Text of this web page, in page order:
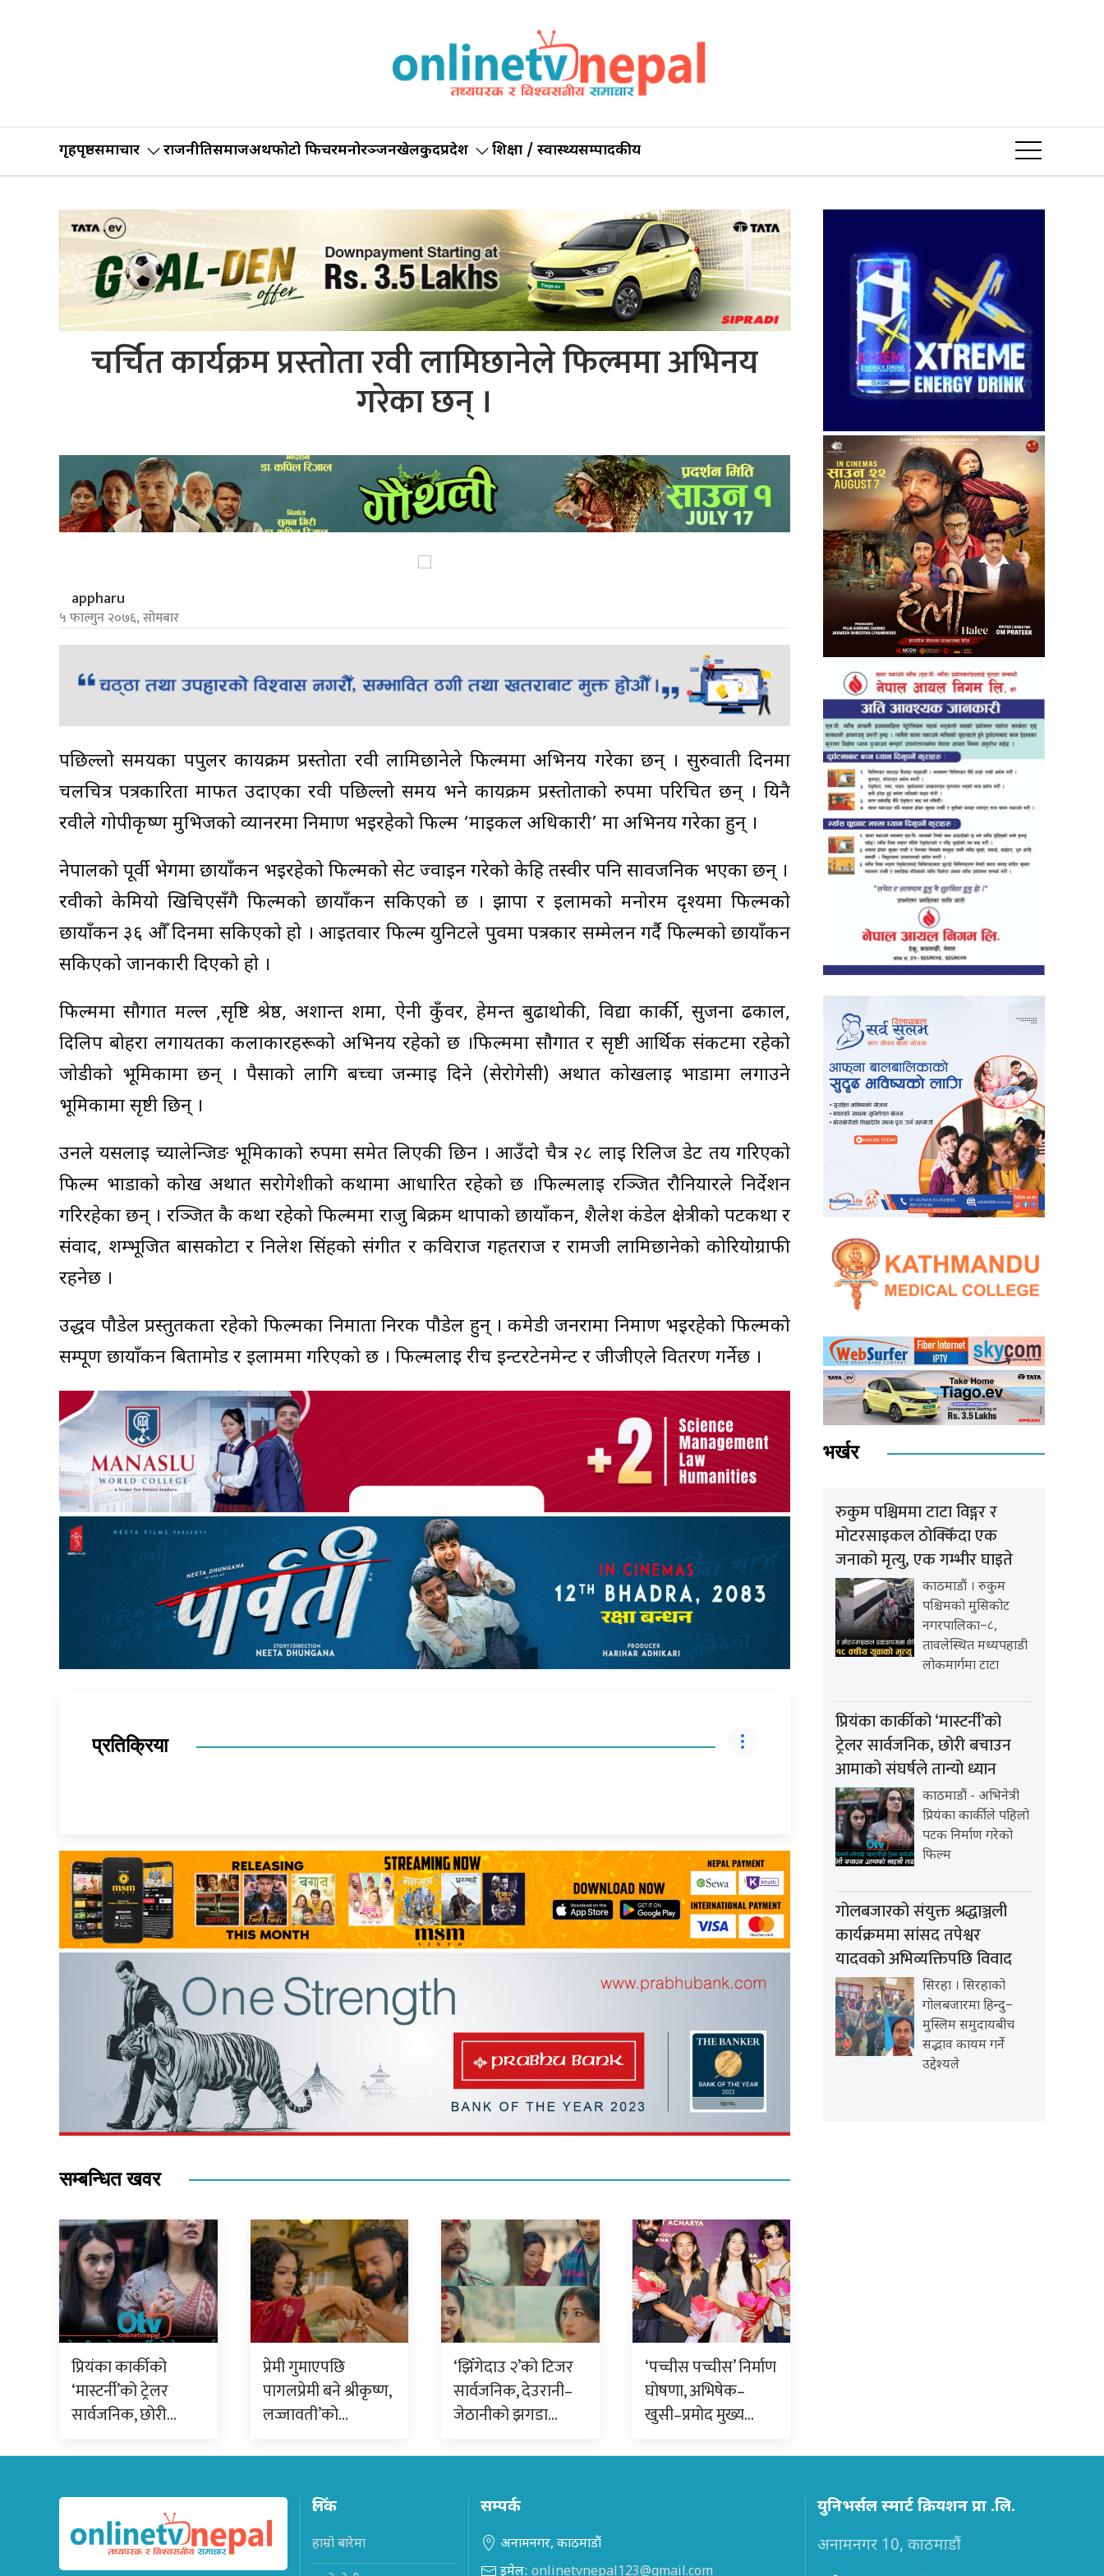
गृहपृष्ठसमाचार राजनीतिसमाजअर्थफोटो फिचरमनोरञ्जनखेलकुदप्रदेश शिक्षा / स्वास्थ्यसम्पादकीय
चर्चित कार्यक्रम प्रस्तोता रवी लामिछानेले फिल्ममा अभिनय
गरेका छन् ।
appharu
५ फाल्गुन २०७६, सोमबार
पछिल्लो समयका पपुलर कार्यक्रम प्रस्तोता रवी लामिछानेले फिल्ममा अभिनय गरेका छन् । सुरुवाती दिनमा
चलचित्र पत्रकारिता मार्फत उदाएका रवी पछिल्लो समय भने कार्यक्रम प्रस्तोताको रुपमा परिचित छन् । यिनै
रवीले गोपीकृष्ण मुभिजको व्यानरमा निर्माण भईरहेको फिल्म ‘माईकल अधिकारी’ मा अभिनय गरेका हुन् ।
नेपालको पूर्वी भेगमा छायाँकन भईरहेको फिल्मको सेट ज्वाइन गरेको केहि तस्वीर पनि सार्वजनिक भएका छन् ।
रवीको केमियो खिचिएसँगै फिल्मको छायाँकन सकिएको छ । झापा र इलामको मनोरम दृश्यमा फिल्मको
छायाँकन ३६ औँ दिनमा सकिएको हो । आइतवार फिल्म युनिटले पुर्वमा पत्रकार सम्मेलन गर्दै फिल्मको छायाँकन
सकिएको जानकारी दिएको हो ।
फिल्ममा सौगात मल्ल ,सृष्टि श्रेष्ठ, अशान्त शर्मा, ऐनी कुँवर, हेमन्त बुढाथोकी, विद्या कार्की, सुजना ढकाल,
दिलिप बोहरा लगायतका कलाकारहरूको अभिनय रहेको छ ।फिल्ममा सौगात र सृष्टी आर्थिक संकटमा रहेको
जोडीको भूमिकामा छन् । पैसाको लागि बच्चा जन्माई दिने (सेरोगेसी) अर्थात कोखलाई भाडामा लगाउने
भूमिकामा सृष्टी छिन् ।
उनले यसलाई च्यालेन्जिङ भूमिकाको रुपमा समेत लिएकी छिन । आउँदो चैत्र २८ लाई रिलिज डेट तय गरिएको
फिल्म भाडाको कोख अर्थात सरोगेशीको कथामा आधारित रहेको छ ।फिल्मलाई रञ्‍जित रौनियारले निर्देशन
गरिरहेका छन् । रञ्‍जित कै कथा रहेको फिल्ममा राजु बिक्रम थापाको छायाँकन, शैलेश कंडेल क्षेत्रीको पटकथा र
संवाद, शम्भूजित बासकोटा र निलेश सिंहको संगीत र कविराज गहतराज र रामजी लामिछानेको कोरियोग्राफी
रहनेछ ।
उद्धव पौडेल प्रस्तुतकर्ता रहेको फिल्मका निर्माता निरक पौडेल हुन् । कमेडी जनरामा निर्माण भइरहेको फिल्मको
सम्पूर्ण छायाँकन बिर्तामोड र इलाममा गरिएको छ । फिल्मलाई रीच इन्टरटेनमेन्ट र जीजीएले वितरण गर्नेछ ।
प्रतिक्रिया
सम्बन्धित खवर
प्रियंका कार्कीको
‘मास्टर्नी’को ट्रेलर
सार्वजनिक, छोरी…
प्रेमी गुमाएपछि
पागलप्रेमी बने श्रीकृष्ण,
लज्जावती’को…
‘झिँगेदाउ २’को टिजर
सार्वजनिक, देउरानी–
जेठानीको झगडा…
‘पच्चीस पच्चीस’ निर्माण
घोषणा, अभिषेक–
खुसी–प्रमोद मुख्य…
भर्खर
रुकुम पश्चिममा टाटा विङ्गर र
मोटरसाइकल ठोक्किँदा एक
जनाको मृत्यु, एक गम्भीर घाइते
काठमाडौं । रुकुम
पश्चिमको मुसिकोट
नगरपालिका–८,
तावलेस्थित मध्यपहाडी
लोकमार्गमा टाटा
प्रियंका कार्कीको ‘मास्टर्नी’को
ट्रेलर सार्वजनिक, छोरी बचाउन
आमाको संघर्षले तान्यो ध्यान
काठमाडौं - अभिनेत्री
प्रियंका कार्कीले पहिलो
पटक निर्माण गरेको
फिल्म
गोलबजारको संयुक्त श्रद्धाञ्जली
कार्यक्रममा सांसद तपेश्वर
यादवको अभिव्यक्तिपछि विवाद
सिरहा । सिरहाको
गोलबजारमा हिन्दु–
मुस्लिम समुदायबीच
सद्भाव कायम गर्ने
उद्देश्यले
लिंक
हाम्रो बारेमा
सम्पर्क
अनामनगर, काठमाडौं
इमेल: onlinetvnepal123@gmail.com
युनिभर्सल स्मार्ट क्रियशन प्रा .लि.
अनामनगर 10, काठमाडौं